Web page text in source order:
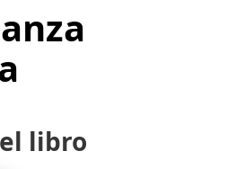
libro